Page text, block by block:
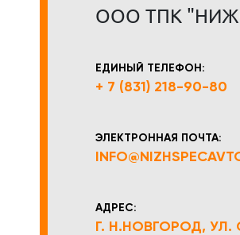
ООО ТПК
ЕДИНЫЙ ТЕЛЕФОН:
+ 7 (831) 218-90-80
ЭЛЕКТРОННАЯ ПОЧТА:
АДРЕС:
Г. Н.НОВГОРОД,